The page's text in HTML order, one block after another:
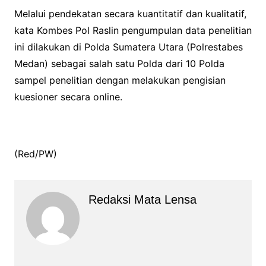
Melalui pendekatan secara kuantitatif dan kualitatif,
kata Kombes Pol Raslin pengumpulan data penelitian
ini dilakukan di Polda Sumatera Utara (Polrestabes
Medan) sebagai salah satu Polda dari 10 Polda
sampel penelitian dengan melakukan pengisian
kuesioner secara online.
(Red/PW)
Redaksi Mata Lensa